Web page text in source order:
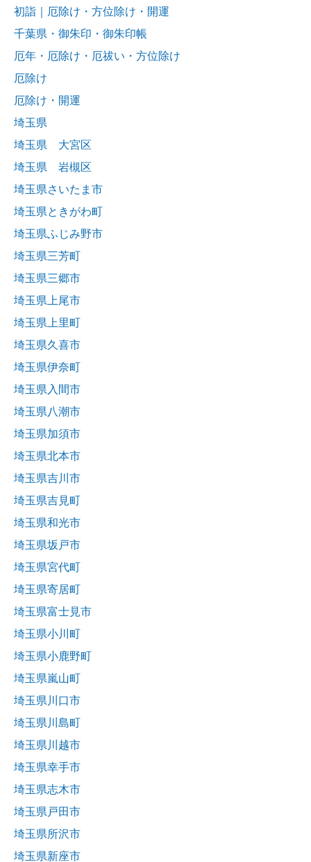
初詣｜厄除け・方位除け・開運
千葉県・御朱印・御朱印帳
厄年・厄除け・厄祓い・方位除け
厄除け
厄除け・開運
埼玉県
埼玉県 大宮区
埼玉県 岩槻区
埼玉県さいたま市
埼玉県ときがわ町
埼玉県ふじみ野市
埼玉県三芳町
埼玉県三郷市
埼玉県上尾市
埼玉県上里町
埼玉県久喜市
埼玉県伊奈町
埼玉県入間市
埼玉県八潮市
埼玉県加須市
埼玉県北本市
埼玉県吉川市
埼玉県吉見町
埼玉県和光市
埼玉県坂戸市
埼玉県宮代町
埼玉県寄居町
埼玉県富士見市
埼玉県小川町
埼玉県小鹿野町
埼玉県嵐山町
埼玉県川口市
埼玉県川島町
埼玉県川越市
埼玉県幸手市
埼玉県志木市
埼玉県戸田市
埼玉県所沢市
埼玉県新座市